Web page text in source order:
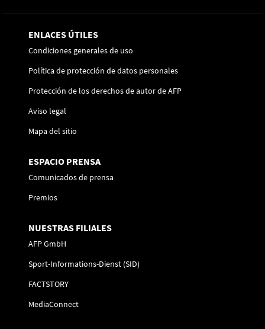
ENLACES ÚTILES
Condiciones generales de uso
Política de protección de datos personales
Protección de los derechos de autor de AFP
Aviso legal
Mapa del sitio
ESPACIO PRENSA
Comunicados de prensa
Premios
NUESTRAS FILIALES
AFP GmbH
Sport-Informations-Dienst (SID)
FACTSTORY
MediaConnect